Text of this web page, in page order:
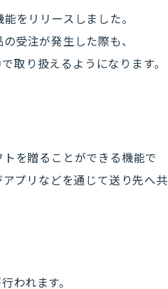
をリリースしました。
受注が発生した際も、
取り扱えるようになります。
を贈ることができる機能で
プリなどを通じて送り先へ共
われます。